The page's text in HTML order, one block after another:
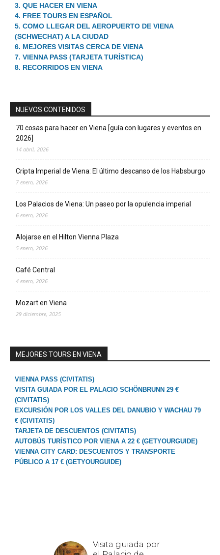
3. QUE HACER EN VIENA
4. FREE TOURS EN ESPAÑOL
5. COMO LLEGAR DEL AEROPUERTO DE VIENA
(SCHWECHAT) A LA CIUDAD
6. MEJORES VISITAS CERCA DE VIENA
7. VIENNA PASS (TARJETA TURÍSTICA)
8. RECORRIDOS EN VIENA
NUEVOS CONTENIDOS
70 cosas para hacer en Viena [guía con lugares y eventos en
2026]
14 abril, 2026
Cripta Imperial de Viena: El último descanso de los Habsburgo
7 enero, 2026
Los Palacios de Viena: Un paseo por la opulencia imperial
6 enero, 2026
Alojarse en el Hilton Vienna Plaza
5 enero, 2026
Café Central
4 enero, 2026
Mozart en Viena
29 diciembre, 2025
MEJORES TOURS EN VIENA
VIENNA PASS (CIVITATIS)
VISITA GUIADA POR EL PALACIO SCHÖNBRUNN 29 €
(CIVITATIS)
EXCURSIÓN POR LOS VALLES DEL DANUBIO Y WACHAU 79
€ (CIVITATIS)
TARJETA DE DESCUENTOS (CIVITATIS)
AUTOBÚS TURÍSTICO POR VIENA A 22 € (GETYOURGUIDE)
VIENNA CITY CARD: DESCUENTOS Y TRANSPORTE
PÚBLICO A 17 € (GETYOURGUIDE)